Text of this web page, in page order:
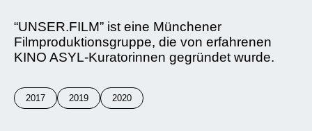
“UNSER.FILM” ist eine Münchener
Filmproduktionsgruppe, die von erfahrenen
KINO ASYL-Kuratorinnen gegründet wurde.
2017 2019 2020